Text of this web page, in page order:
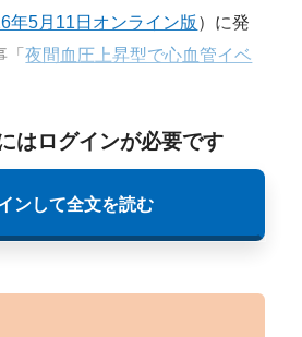
年5月11日オンライン版 ）に発
「夜間血圧上昇型で心血管イベ
はログインが必要です
ンして全文を読む